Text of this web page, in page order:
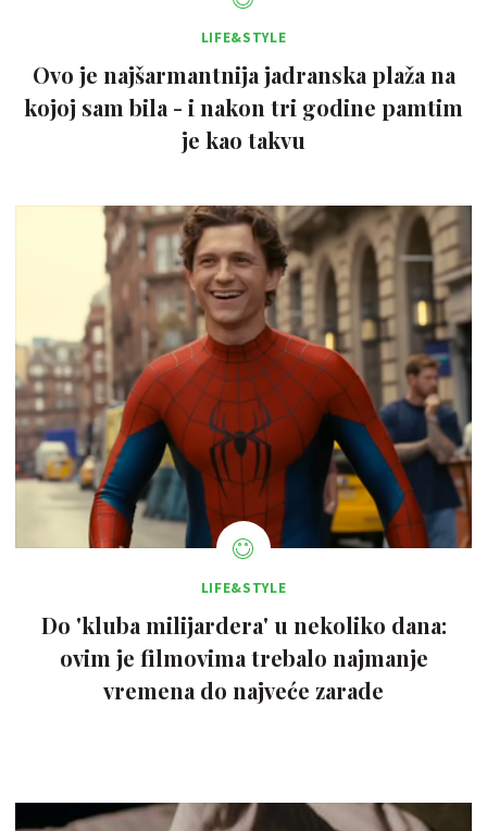
LIFE&STYLE
Ovo je najšarmantnija jadranska plaža na
kojoj sam bila - i nakon tri godine pamtim
je kao takvu
LIFE&STYLE
Do 'kluba milijardera' u nekoliko dana:
ovim je filmovima trebalo najmanje
vremena do najveće zarade